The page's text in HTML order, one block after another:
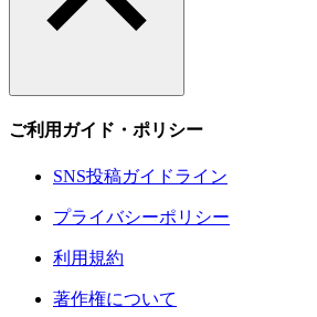
ご利用ガイド・ポリシー
SNS投稿ガイドライン
プライバシーポリシー
利用規約
著作権について